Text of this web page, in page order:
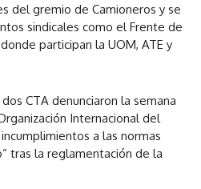
del gremio de Camioneros y se
sindicales como el Frente de
participan la UOM, ATE y
CTA denunciaron la semana
Internacional del
a las normas
tras la reglamentación de la